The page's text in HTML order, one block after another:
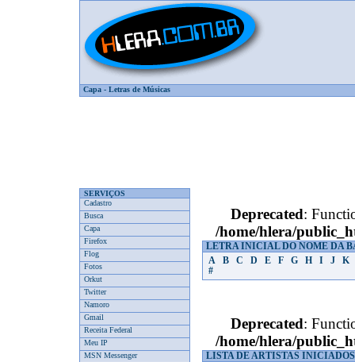
Capa - Letras de Músicas
SERVIÇOS
Cadastro
Busca
Capa
Firefox
Flog
Fotos
Orkut
Twitter
Namoro
Gmail
Receita Federal
Meu IP
MSN Messenger
Deprecated:
/home/hlera/
LETRA INICIAL DO NOME DA
A
B C D E F G H I J
K
#
Deprecated:
/home/hlera/
LISTA DE ARTISTAS